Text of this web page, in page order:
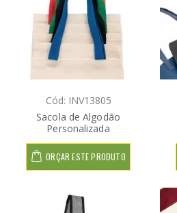
Cód: INV13805
Sacola de Algodão
Personalizada
ORÇAR ESTE PRODUTO